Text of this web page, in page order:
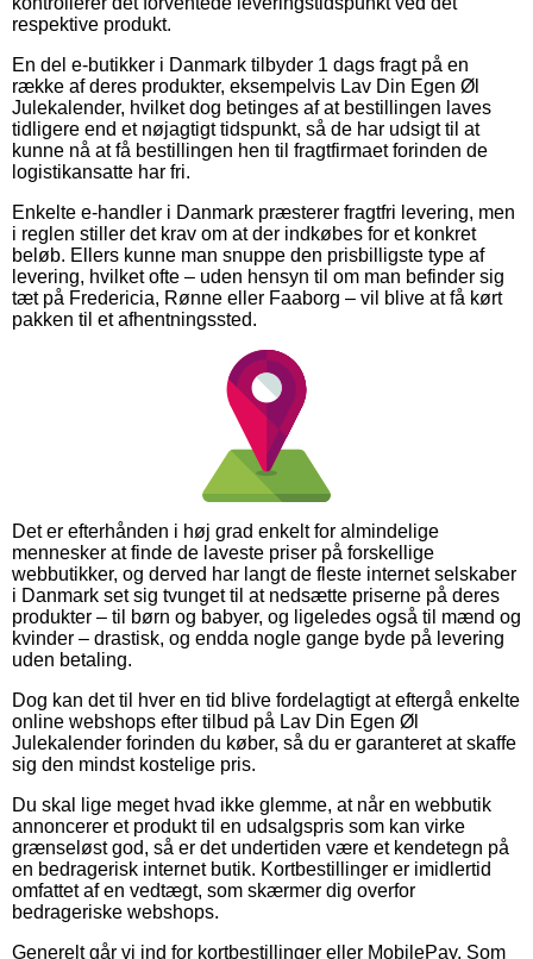
respektive produkt.
En del e-butikker i Danmark tilbyder 1 dags fragt på en
række af deres produkter, eksempelvis Lav Din Egen Øl
Julekalender, hvilket dog betinges af at bestillingen laves
tidligere end et nøjagtigt tidspunkt, så de har udsigt til at
kunne nå at få bestillingen hen til fragtfirmaet forinden de
logistikansatte har fri.
Enkelte e-handler i Danmark præsterer fragtfri levering, men
i reglen stiller det krav om at der indkøbes for et konkret
beløb. Ellers kunne man snuppe den prisbilligste type af
levering, hvilket ofte – uden hensyn til om man befinder sig
tæt på Fredericia, Rønne eller Faaborg – vil blive at få kørt
pakken til et afhentningssted.
Det er efterhånden i høj grad enkelt for almindelige
mennesker at finde de laveste priser på forskellige
webbutikker, og derved har langt de fleste internet selskaber
i Danmark set sig tvunget til at nedsætte priserne på deres
produkter – til børn og babyer, og ligeledes også til mænd og
kvinder – drastisk, og endda nogle gange byde på levering
uden betaling.
Dog kan det til hver en tid blive fordelagtigt at eftergå enkelte
online webshops efter tilbud på Lav Din Egen Øl
Julekalender forinden du køber, så du er garanteret at skaffe
sig den mindst kostelige pris.
Du skal lige meget hvad ikke glemme, at når en webbutik
annoncerer et produkt til en udsalgspris som kan virke
grænseløst god, så er det undertiden være et kendetegn på
en bedragerisk internet butik. Kortbestillinger er imidlertid
omfattet af en vedtægt, som skærmer dig overfor
bedrageriske webshops.
Generelt går vi ind for kortbestillinger eller MobilePay. Som